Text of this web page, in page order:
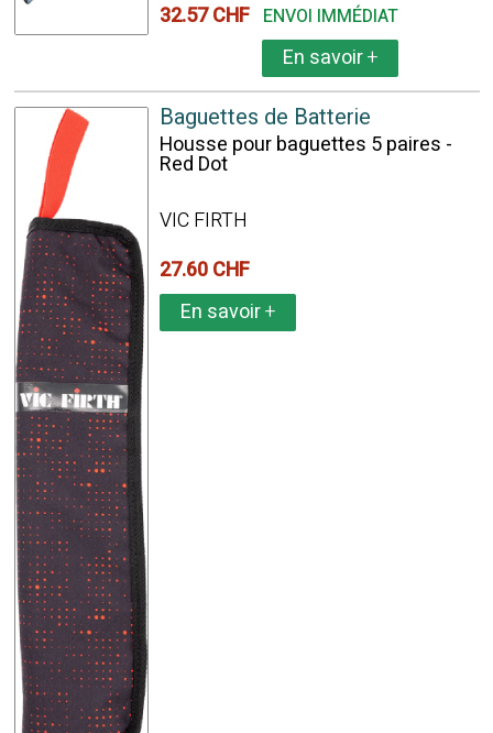
32.57 CHF ENVOI IMMÉDIAT
En savoir+
Baguettes de Batterie
Housse pour baguettes 5 paires -
Red Dot
VIC FIRTH
27.60 CHF
En savoir+